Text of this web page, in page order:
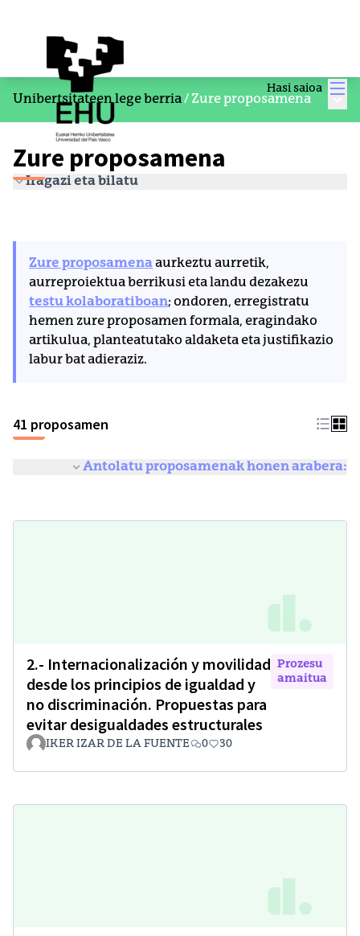
Hasi saioa
Unibertsitateen lege berria/ Zure proposamena
Zure proposamena
Iragazi eta bilatu
Zure proposamenaaurkeztu aurretik,
aurreproiektua berrikusi eta landu dezakezu
testu kolaboratiboan; ondoren, erregistratu
hemen zure proposamen formala, eragindako
artikulua, planteatutako aldaketa eta justifikazio
labur bat adieraziz.
41 proposamen
Antolatu proposamenak honen arabera:
2.- Internacionalización y movilidad
desde los principios de igualdad y
no discriminación. Propuestas para
evitar desigualdades estructurales
Prozesu
amaitua
IKER IZAR DE LA FUENTE 0 30